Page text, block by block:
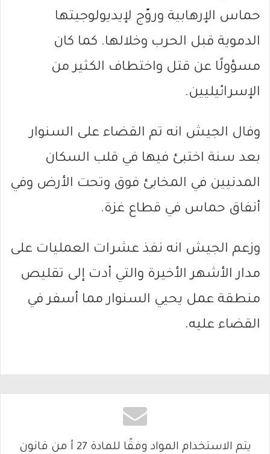
حماس الإرهابية وروّج لإيديولوجيتها
الدموية قبل الحرب وخلالها. كما كان
مسؤولًا عن قتل واختطاف الكثير من
الإسرائيليين.
وفال الجيش انه تم القضاء على السنوار
بعد سنة اختبئ فيها في قلب السكان
المدنيين في المخابئ فوق وتحت الأرض وفي
أنفاق حماس في قطاع غزة.
وزعم الجيش انه نفذ عشرات العمليات على
مدار الأشهر الأخيرة والتي أدت إلى تقليص
منطقة عمل يحيي السنوار مما أسفر في
القضاء عليه.
يتم الاستخدام المواد وفقًا للمادة 27 أ من قانون